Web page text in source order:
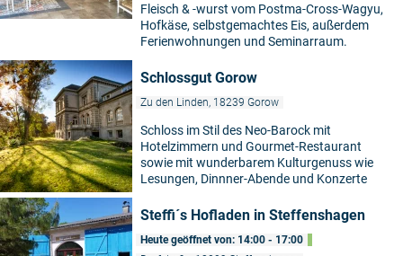
Fleisch & -wurst vom Postma-Cross-Wagyu,
Hofkäse, selbstgemachtes Eis, außerdem
Ferienwohnungen und Seminarraum.
Schlossgut Gorow
Zu den Linden, 18239 Gorow
Schloss im Stil des Neo-Barock mit
Hotelzimmern und Gourmet-Restaurant
sowie mit wunderbarem Kulturgenuss wie
Lesungen, Dinnner-Abende und Konzerte
Steffi´s Hofladen in Steffenshagen
Heute geöffnet von: 14:00 - 17:00